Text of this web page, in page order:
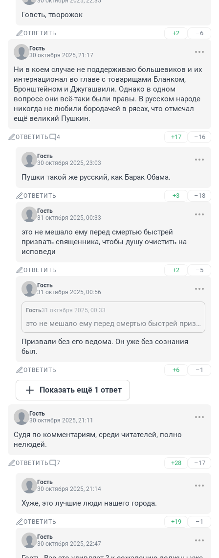
Говсть, творожок
ОТВЕТИТЬ +2 –6
Гость
30 октября 2025, 21:17
Ни в коем случае не поддерживаю большевиков и их
интернационал во главе с товарищами Бланком,
Бронштейном и Джугашвили. Однако в одном
вопросе они всё-таки были правы. В русском народе
никогда не любили бородачей в рясах, что отмечал
ещё великий Пушкин.
ОТВЕТИТЬ 4 +17 –16
Гость
30 октября 2025, 23:03
Пушки такой же русский, как Барак Обама.
ОТВЕТИТЬ +3 –18
Гость
31 октября 2025, 00:33
это не мешало ему перед смертью быстрей
призвать священника, чтобы душу очистить на
исповеди
ОТВЕТИТЬ +2 –5
Гость
31 октября 2025, 00:56
Гость31 октября 2025, 00:33
это не мешало ему перед смертью быстрей призвать священника, чтобы душу очистить на исповеди
Призвали без его ведома. Он уже без сознания
был.
ОТВЕТИТЬ +6 –1
Показать ещё 1 ответ
Гость
30 октября 2025, 21:11
Судя по комментариям, среди читателей, полно
нелюдей.
ОТВЕТИТЬ 7 +28 –17
Гость
30 октября 2025, 21:14
Хуже, это лучшие люди нашего города.
ОТВЕТИТЬ +19 –1
Гость
30 октября 2025, 22:47